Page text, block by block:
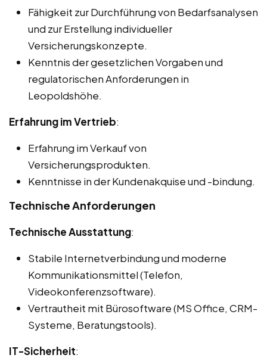
Fähigkeit zur Durchführung von Bedarfsanalysen
und zur Erstellung individueller
Versicherungskonzepte.
Kenntnis der gesetzlichen Vorgaben und
regulatorischen Anforderungen in
Leopoldshöhe.
Erfahrung im Vertrieb:
Erfahrung im Verkauf von
Versicherungsprodukten.
Kenntnisse in der Kundenakquise und -bindung.
Technische Anforderungen
Technische Ausstattung:
Stabile Internetverbindung und moderne
Kommunikationsmittel (Telefon,
Videokonferenzsoftware).
Vertrautheit mit Bürosoftware (MS Office, CRM-
Systeme, Beratungstools).
IT-Sicherheit: